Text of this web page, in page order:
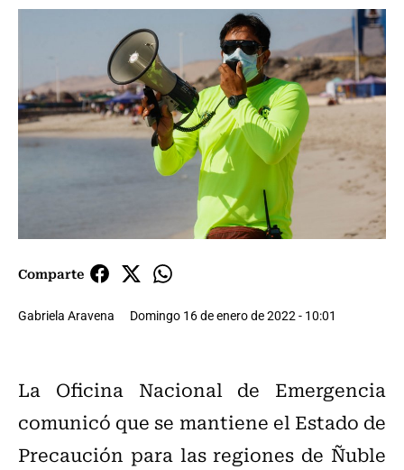
Comparte
Gabriela Aravena Domingo 16 de enero de 2022 - 10:01
La Oficina Nacional de Emergencia
comunicó que se mantiene el Estado de
Precaución para las regiones de Ñuble